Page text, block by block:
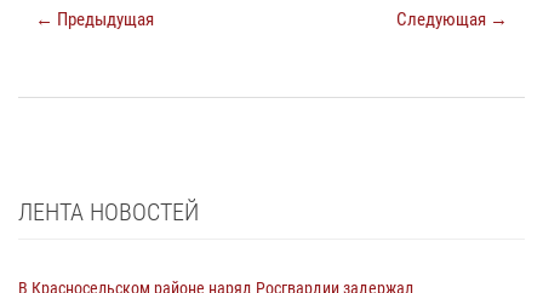
← Предыдущая Следующая →
ЛЕНТА НОВОСТЕЙ
В Красносельском районе наряд Росгвардии задержал